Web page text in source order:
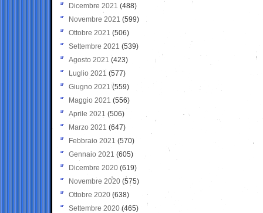
Dicembre 2021 (488)
Novembre 2021 (599)
Ottobre 2021 (506)
Settembre 2021 (539)
Agosto 2021 (423)
Luglio 2021 (577)
Giugno 2021(559)
Maggio 2021 (556)
Aprile 2021 (506)
Marzo 2021 (647)
Febbraio 2021 (570)
Gennaio 2021 (605)
Dicembre 2020 (619)
Novembre 2020 (575)
Ottobre 2020 (638)
Settembre 2020(465)